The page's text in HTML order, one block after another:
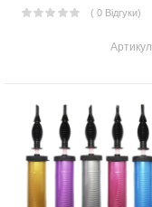
( 0 Відгуки)